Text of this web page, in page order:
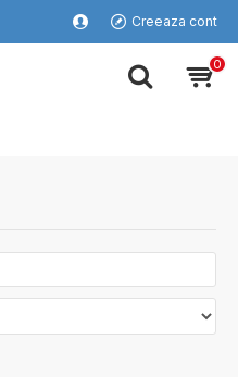
Creeaza cont
0